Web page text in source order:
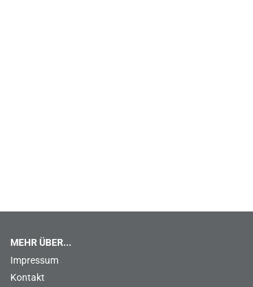
MEHR ÜBER...
Impressum
Kontakt